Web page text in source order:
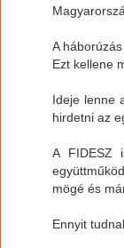
A
Ezt kellene
Ideje lenne
hirdetni az
A FIDESZ
mögé és
Ennyit